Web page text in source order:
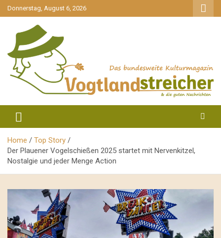
gehe
zum
Donnerstag, August 6, 2026
Vogtlandstreicher
Home
Top Story
Der Plauener Vogelschießen 2025 startet mit Nervenkitzel,
Nostalgie und jeder Menge Action